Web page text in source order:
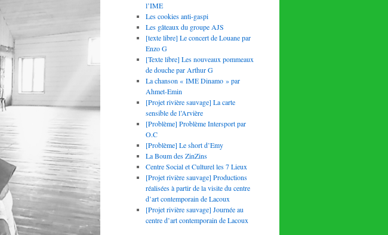
l’IME
Les cookies anti-gaspi
Les gâteaux du groupe AJS
[texte libre] Le concert de Louane par
Enzo G
[Texte libre] Les nouveaux pommeaux
de douche par Arthur G
La chanson « IME Dinamo » par
Ahmet-Emin
[Projet rivière sauvage] La carte
sensible de l’Arvière
[Problème] Problème Intersport par
O.C
[Problème] Le short d’Emy
La Boum des ZinZins
Centre Social et Culturel les 7 Lieux
[Projet rivière sauvage] Productions
réalisées à partir de la visite du centre
d’art contemporain de Lacoux
[Projet rivière sauvage] Journée au
centre d’art contemporain de Lacoux